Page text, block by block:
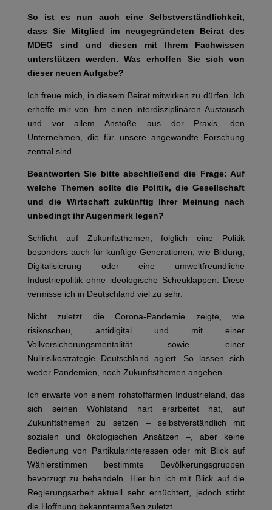
So ist es nun auch eine Selbstverständlichkeit,
dass Sie Mitglied im neugegründeten Beirat des
MDEG sind und diesen mit Ihrem Fachwissen
unterstützen werden. Was erhoffen Sie sich von
dieser neuen Aufgabe?
Ich freue mich, in diesem Beirat mitwirken zu dürfen. Ich
erhoffe mir von ihm einen interdisziplinären Austausch
und vor allem Anstöße aus der Praxis, den
Unternehmen, die für unsere angewandte Forschung
zentral sind.
Beantworten Sie bitte abschließend die Frage: Auf
welche Themen sollte die Politik, die Gesellschaft
und die Wirtschaft zukünftig Ihrer Meinung nach
unbedingt ihr Augenmerk legen?
Schlicht auf Zukunftsthemen, folglich eine Politik
besonders auch für künftige Generationen, wie Bildung,
Digitalisierung oder eine umweltfreundliche
Industriepolitik ohne ideologische Scheuklappen. Diese
vermisse ich in Deutschland viel zu sehr.
Nicht zuletzt die Corona-Pandemie zeigte, wie
risikoscheu, antidigital und mit einer
Vollversicherungsmentalität sowie einer
Nullrisikostrategie Deutschland agiert. So lassen sich
weder Pandemien, noch Zukunftsthemen angehen.
Ich erwarte von einem rohstoffarmen Industrieland, das
sich seinen Wohlstand hart erarbeitet hat, auf
Zukunftsthemen zu setzen – selbstverständlich mit
sozialen und ökologischen Ansätzen –, aber keine
Bedienung von Partikularinteressen oder mit Blick auf
Wählerstimmen bestimmte Bevölkerungsgruppen
bevorzugt zu behandeln. Hier bin ich mit Blick auf die
Regierungsarbeit aktuell sehr ernüchtert, jedoch stirbt
die Hoffnung bekanntermaßen zuletzt.